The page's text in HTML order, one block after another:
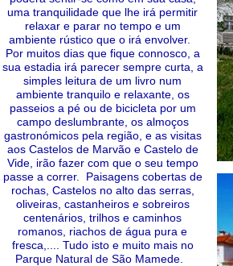
uma tranquilidade que lhe irá permitir
relaxar e parar no tempo e um
ambiente rústico que o irá envolver.
Por muitos dias que fique connosco, a
sua estadia irá parecer sempre curta, a
simples leitura de um livro num
ambiente tranquilo e relaxante, os
passeios a pé ou de bicicleta por um
campo deslumbrante, os almoços
gastronómicos pela região, e as visitas
aos Castelos de Marvão e Castelo de
Vide, irão fazer com que o seu tempo
passe a correr. Paisagens cobertas de
rochas, Castelos no alto das serras,
oliveiras, castanheiros e sobreiros
centenários, trilhos e caminhos
romanos, riachos de água pura e
fresca,.... Tudo isto e muito mais no
Parque Natural de São Mamede.